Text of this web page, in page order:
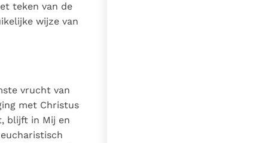
teken van de
wijze van
vrucht van
met Christus
blijft in Mij en